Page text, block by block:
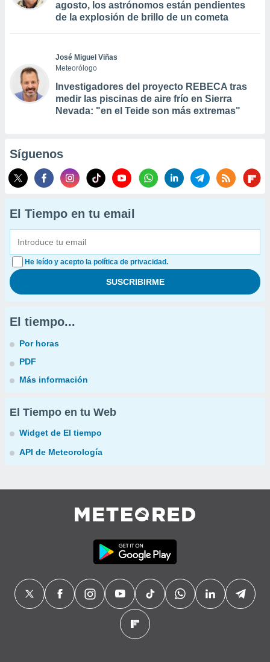
agosto, los astrónomos están pendientes
de la explosión de brillo de un cometa
José Miguel Viñas
Meteorólogo
Investigadores del proyecto REBECA tras
medir las piscinas de aire frío en Sierra
Nevada: "en el Teide son más extremas"
Síguenos
El Tiempo en tu email
He leído y acepto la política de privacidad.
El tiempo...
Por horas
PDF
Más información
El Tiempo en tu Web
Widget de El tiempo
API de Meteorología